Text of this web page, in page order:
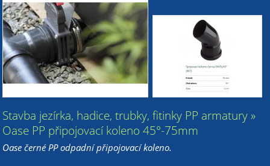
Stavba jezírka, hadice, trubky, fitinky PP armatury »
Oase PP připojovací koleno 45°-75mm
Oase černé PP odpadní připojovací koleno.